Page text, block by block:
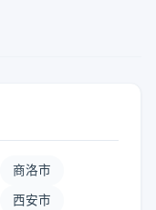
商洛市
西安市